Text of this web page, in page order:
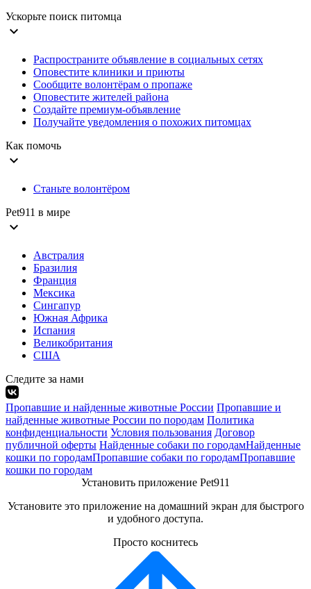
Ускорьте поиск питомца
expand_more
Распространите объявление в социальных сетях
Оповестите клиники и приюты
Сообщите волонтёрам о пропаже
Оповестите жителей района
Создайте премиум-объявление
Получайте уведомления о похожих питомцах
Как помочь
expand_more
Станьте волонтёром
Pet911 в мире
expand_more
Австралия
Бразилия
Франция
Мексика
Сингапур
Южная Африка
Испания
Великобритания
США
Следите за нами
Пропавшие и найденные животные России Пропавшие и
найденные животные России по породам Политика
конфиденциальности Условия пользования Договор
публичной оферты Найденные собаки по городамНайденные
кошки по городамПропавшие собаки по городамПропавшие
кошки по городам
Установить приложение Pet911
Установите это приложение на домашний экран для быстрого
и удобного доступа.
Просто коснитесь